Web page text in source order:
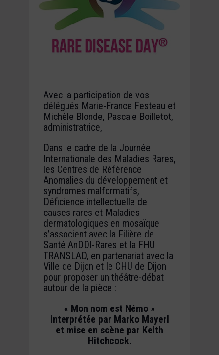
Avec la participation de vos
délégués Marie-France Festeau et
Michèle Blonde, Pascale Boilletot,
administratrice,
Dans le cadre de la Journée
Internationale des Maladies Rares,
les Centres de Référence
Anomalies du développement et
syndromes malformatifs,
Déficience intellectuelle de
causes rares et Maladies
dermatologiques en mosaïque
s’associent avec la Filière de
Santé AnDDI-Rares et la FHU
TRANSLAD, en partenariat avec la
Ville de Dijon et le CHU de Dijon
pour proposer un théâtre-débat
autour de la pièce :
« Mon nom est Némo »
interprétée par Marko Mayerl
et mise en scène par Keith
Hitchcock.